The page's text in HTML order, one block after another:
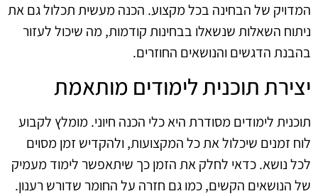
המדויק של הבחינה בכל מקצוע. הכנה מעשית תכלול גם את
ניתוח השאלות שנשאלו בבחינות קודמות, מה שיכול לעזור
בהבנת הדגשים והנושאים החוזרים.
יצירת תוכנית לימודים מותאמת
תוכנית לימודים מסודרת היא כלי הכנה חיוני. מומלץ לקבוע
לוח זמנים שיכלול את כל המקצועות, ולהקדיש זמן מסוים
לכל נושא. כדאי לחלק את הזמן כך שיתאפשר לימוד מעמיק
של הנושאים הקשים, כמו גם חזרה על החומר שדורש רענון.